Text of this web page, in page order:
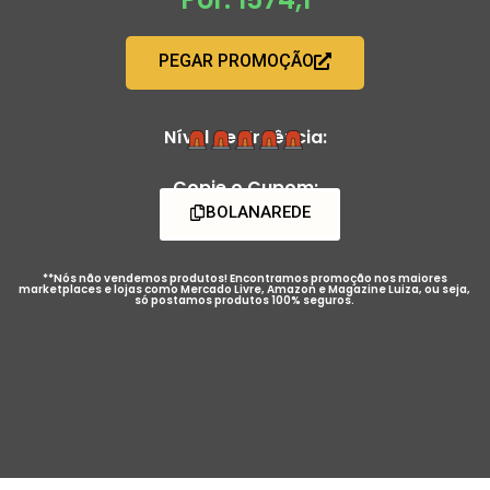
PEGAR PROMOÇÃO
Nível de Urgência:
Copie o Cupom:
BOLANAREDE
**Nós não vendemos produtos! Encontramos promoção nos maiores
marketplaces e lojas como Mercado Livre, Amazon e Magazine Luiza, ou seja,
só postamos produtos 100% seguros.